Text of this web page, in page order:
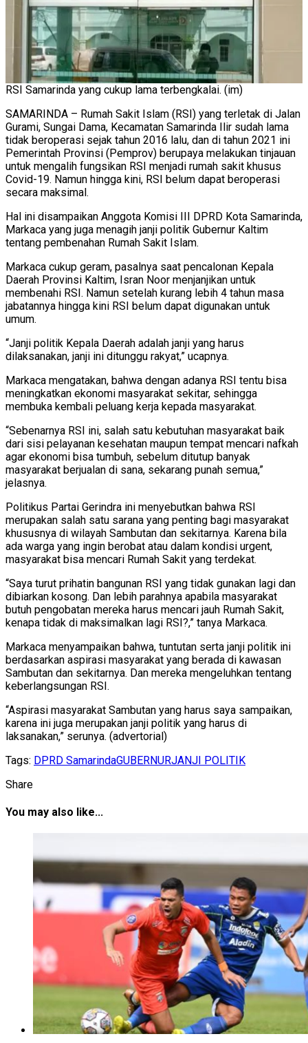
RSI Samarinda yang cukup lama terbengkalai. (im)
SAMARINDA – Rumah Sakit Islam (RSI) yang terletak di Jalan
Gurami, Sungai Dama, Kecamatan Samarinda Ilir sudah lama
tidak beroperasi sejak tahun 2016 lalu, dan di tahun 2021 ini
Pemerintah Provinsi (Pemprov) berupaya melakukan tinjauan
untuk mengalih fungsikan RSI menjadi rumah sakit khusus
Covid-19. Namun hingga kini, RSI belum dapat beroperasi
secara maksimal.
Hal ini disampaikan Anggota Komisi III DPRD Kota Samarinda,
Markaca yang juga menagih janji politik Gubernur Kaltim
tentang pembenahan Rumah Sakit Islam.
Markaca cukup geram, pasalnya saat pencalonan Kepala
Daerah Provinsi Kaltim, Isran Noor menjanjikan untuk
membenahi RSI. Namun setelah kurang lebih 4 tahun masa
jabatannya hingga kini RSI belum dapat digunakan untuk
umum.
“Janji politik Kepala Daerah adalah janji yang harus
dilaksanakan, janji ini ditunggu rakyat,” ucapnya.
Markaca mengatakan, bahwa dengan adanya RSI tentu bisa
meningkatkan ekonomi masyarakat sekitar, sehingga
membuka kembali peluang kerja kepada masyarakat.
“Sebenarnya RSI ini, salah satu kebutuhan masyarakat baik
dari sisi pelayanan kesehatan maupun tempat mencari nafkah
agar ekonomi bisa tumbuh, sebelum ditutup banyak
masyarakat berjualan di sana, sekarang punah semua,”
jelasnya.
Politikus Partai Gerindra ini menyebutkan bahwa RSI
merupakan salah satu sarana yang penting bagi masyarakat
khususnya di wilayah Sambutan dan sekitarnya. Karena bila
ada warga yang ingin berobat atau dalam kondisi urgent,
masyarakat bisa mencari Rumah Sakit yang terdekat.
“Saya turut prihatin bangunan RSI yang tidak gunakan lagi dan
dibiarkan kosong. Dan lebih parahnya apabila masyarakat
butuh pengobatan mereka harus mencari jauh Rumah Sakit,
kenapa tidak di maksimalkan lagi RSI?,” tanya Markaca.
Markaca menyampaikan bahwa, tuntutan serta janji politik ini
berdasarkan aspirasi masyarakat yang berada di kawasan
Sambutan dan sekitarnya. Dan mereka mengeluhkan tentang
keberlangsungan RSI.
“Aspirasi masyarakat Sambutan yang harus saya sampaikan,
karena ini juga merupakan janji politik yang harus di
laksanakan,” serunya. (advertorial)
Tags: DPRD SamarindaGUBERNURJANJI POLITIK
Share
You may also like...